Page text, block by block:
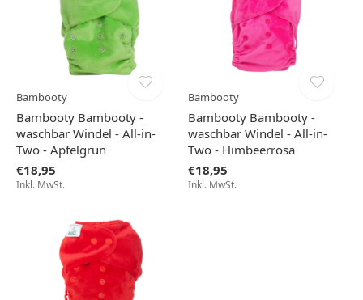
Bambooty
Bambooty Bambooty -
waschbar Windel - All-in-
Two - Apfelgrün
€18,95
Inkl. MwSt.
Bambooty
Bambooty Bambooty -
waschbar Windel - All-in-
Two - Himbeerrosa
€18,95
Inkl. MwSt.